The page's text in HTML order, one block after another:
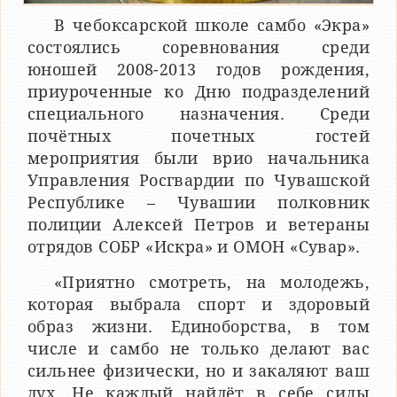
В чебоксарской школе самбо «Экра»
состоялись соревнования среди
юношей 2008-2013 годов рождения,
приуроченные ко Дню подразделений
специального назначения. Среди
почётных почетных гостей
мероприятия были врио начальника
Управления Росгвардии по Чувашской
Республике – Чувашии полковник
полиции Алексей Петров и ветераны
отрядов СОБР «Искра» и ОМОН «Сувар».
«Приятно смотреть, на молодежь,
которая выбрала спорт и здоровый
образ жизни. Единоборства, в том
числе и самбо не только делают вас
сильнее физически, но и закаляют ваш
дух. Не каждый найдёт в себе силы